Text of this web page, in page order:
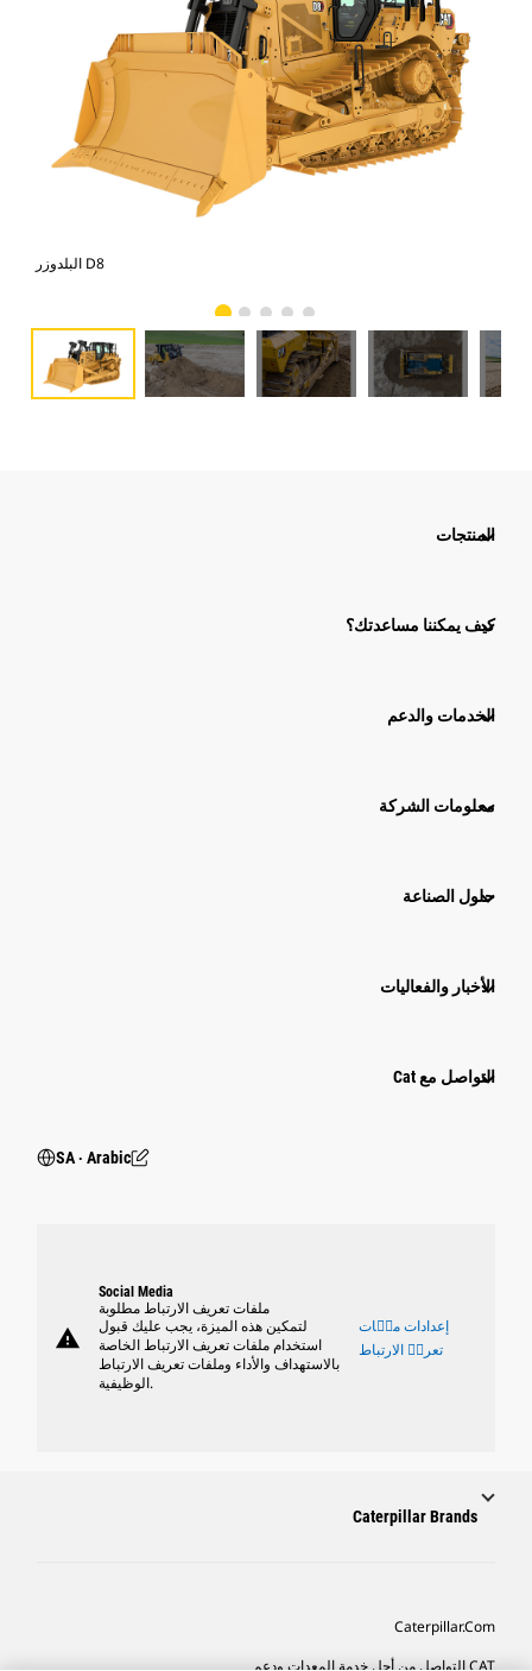
البلدوزر D8
المنتجات
كيف يمكننا مساعدتك؟
الخدمات والدعم
معلومات الشركة
حلول الصناعة
الأخبار والفعاليات
التواصل مع Cat
SA ‧ Arabic
warning
Social Media
ملفات تعريف الارتباط مطلوبة
لتمكين هذه الميزة، يجب عليك قبول
استخدام ملفات تعريف الارتباط الخاصة
بالاستهداف والأداء وملفات تعريف الارتباط
الوظيفية.
إعدادات ملٝات
تعريٝ الارتباط
Caterpillar Brands
Caterpillar.com
CAT التواصل من أجل خدمة المعدات ودعم